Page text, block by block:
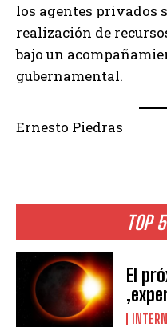
TOP
El
los agentes privados
realización de
bajo un
gubernamental.
Ernesto Piedras